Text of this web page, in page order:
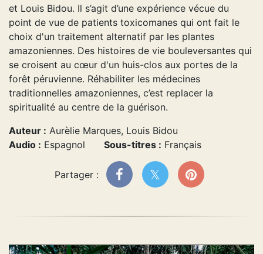
et Louis Bidou. Il s’agit d’une expérience vécue du
point de vue de patients toxicomanes qui ont fait le
choix d'un traitement alternatif par les plantes
amazoniennes. Des histoires de vie bouleversantes qui
se croisent au cœur d'un huis-clos aux portes de la
forêt péruvienne. Réhabiliter les médecines
traditionnelles amazoniennes, c’est replacer la
spiritualité au centre de la guérison.
Auteur : Aurèlie Marques, Louis Bidou
Audio : Espagnol Sous-titres : Français
Partager :